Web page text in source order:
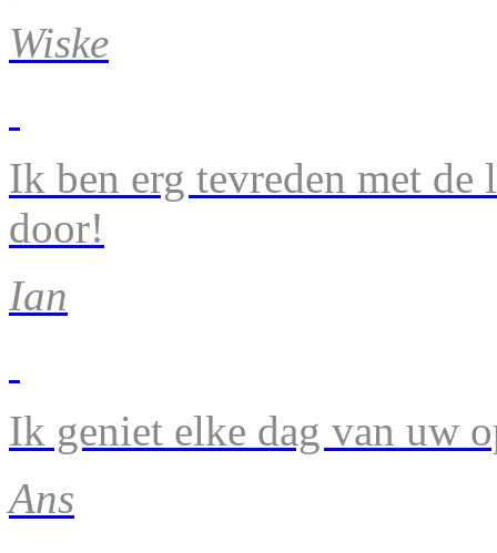
Wiske
Ik ben erg tevreden met de
door!
Ian
Ik geniet elke dag van uw
Ans